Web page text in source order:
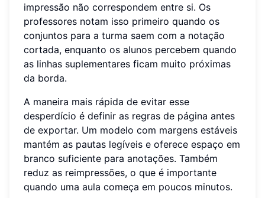
impressão não correspondem entre si. Os
professores notam isso primeiro quando os
conjuntos para a turma saem com a notação
cortada, enquanto os alunos percebem quando
as linhas suplementares ficam muito próximas
da borda.
A maneira mais rápida de evitar esse
desperdício é definir as regras de página antes
de exportar. Um modelo com margens estáveis
mantém as pautas legíveis e oferece espaço em
branco suficiente para anotações. Também
reduz as reimpressões, o que é importante
quando uma aula começa em poucos minutos.